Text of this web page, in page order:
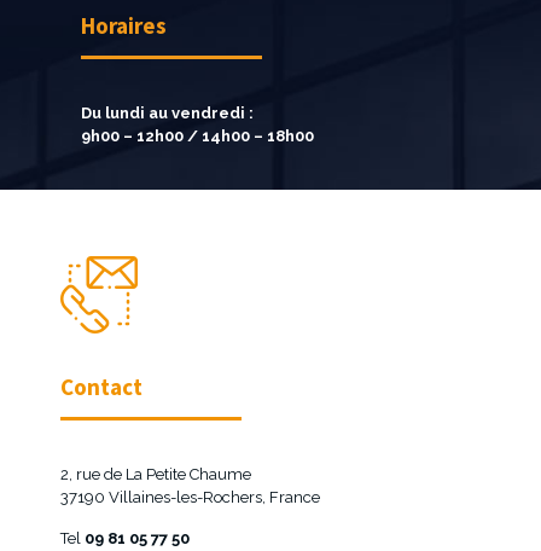
Horaires
Du lundi au vendredi :
9h00 – 12h00 / 14h00 – 18h00
Contact
2, rue de La Petite Chaume
37190 Villaines-les-Rochers, France
Tel 09 81 05 77 50